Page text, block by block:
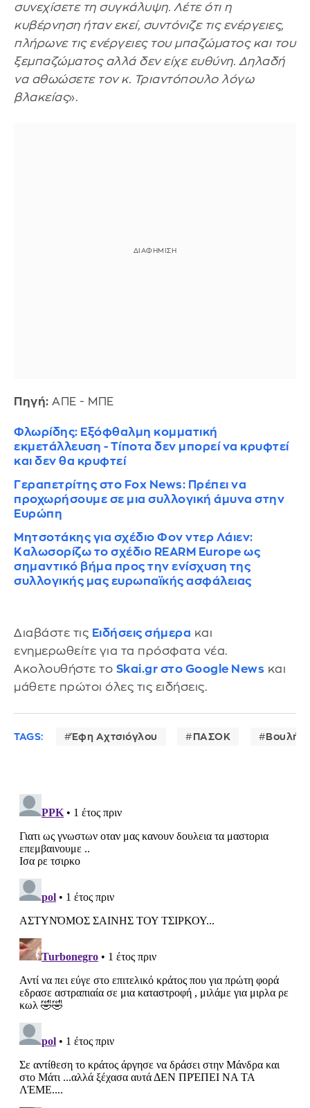
συνεχίσετε τη συγκάλυψη. Λέτε ότι η
κυβέρνηση ήταν εκεί, συντόνιζε τις ενέργειες,
πλήρωνε τις ενέργειες του μπαζώματος και του
ξεμπαζώματος αλλά δεν είχε ευθύνη. Δηλαδή
να αθωώσετε τον κ. Τριαντόπουλο λόγω
βλακείας».
Πηγή: ΑΠΕ - ΜΠΕ
Φλωρίδης: Εξόφθαλμη κομματική
εκμετάλλευση - Τίποτα δεν μπορεί να κρυφτεί
και δεν θα κρυφτεί
Γεραπετρίτης στο Fox News: Πρέπει να
προχωρήσουμε σε μια συλλογική άμυνα στην
Ευρώπη
Μητσοτάκης για σχέδιο Φον ντερ Λάιεν:
Καλωσορίζω το σχέδιο REARM Europe ως
σημαντικό βήμα προς την ενίσχυση της
συλλογικής μας ευρωπαϊκής ασφάλειας
Διαβάστε τις Ειδήσεις σήμερα και
ενημερωθείτε για τα πρόσφατα νέα.
Ακολουθήστε το Skai.gr στο Google News και
μάθετε πρώτοι όλες τις ειδήσεις.
TAGS: Έφη Αχτσιόγλου ΠΑΣΟΚ Βουλή